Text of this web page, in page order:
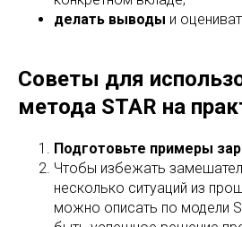
делать выводы и
Советы для
метода STAR на
Подготовьте примеры
Чтобы избежать
несколько ситуаций из
можно описать по модели